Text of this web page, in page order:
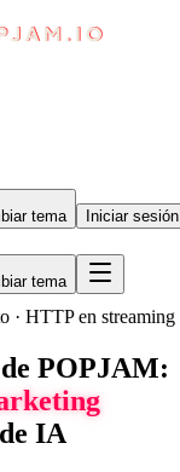
tema
Iniciar sesión
tema
· HTTP en streaming
POPJAM:
IA